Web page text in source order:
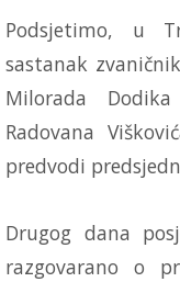
Podsjetimo, u
sastanak
Milorada
Radovana
predvodi
Drugog dana
razgovarano o